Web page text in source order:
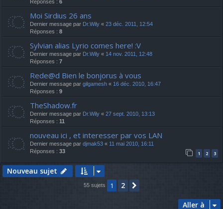
Réponses : 6
Moi Sirdius 26 ans
Dernier message par Dr.Wily « 23 déc. 2011, 12:54
Réponses : 8
Sylvian alias Lyrio comes here! :V
Dernier message par Dr.Wily « 14 nov. 2011, 12:48
Réponses : 7
Rede@d Bien le bonjorus à vous
Dernier message par gilgamesh « 16 déc. 2010, 16:47
Réponses : 9
TheShadow.fr
Dernier message par Dr.Wily « 27 sept. 2010, 13:13
Réponses : 11
nouveau ici , et interesser par vos LAN
Dernier message par djmak53 « 11 mai 2010, 16:11
Réponses : 33 1 2 3
Nouveau sujet
55 sujets 1 2
Aller à